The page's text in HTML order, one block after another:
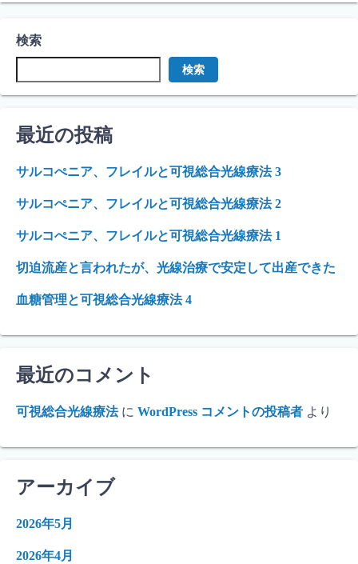
検索
検索
最近の投稿
サルコぺニア、フレイルと可視総合光線療法 3
サルコぺニア、フレイルと可視総合光線療法 2
サルコぺニア、フレイルと可視総合光線療法 1
切迫流産と言われたが、光線治療で安定して出産できた
血糖管理と可視総合光線療法 4
最近のコメント
可視総合光線療法に WordPress コメントの投稿者 より
アーカイブ
2026年5月
2026年4月